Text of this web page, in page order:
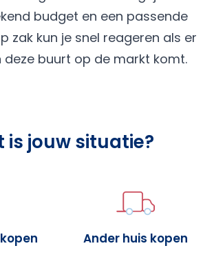
budget en een passende
zak kun je snel reageren als er
deze buurt op de markt komt.
is jouw situatie?
Ander huis kopen